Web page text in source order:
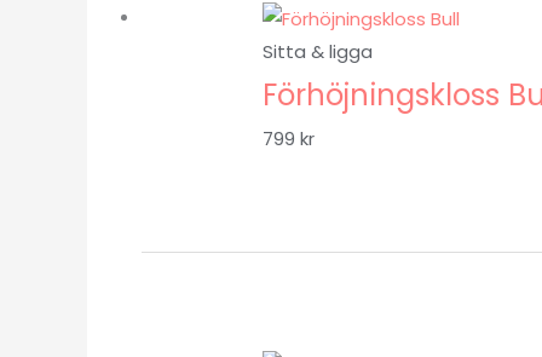
Sitta & ligga
Förhöjningskloss
799kr